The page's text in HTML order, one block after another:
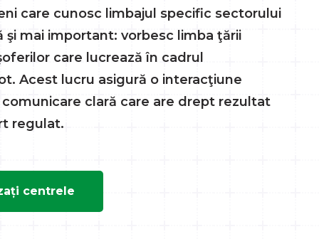
care cunosc limbajul specific sectorului
şi mai important: vorbesc limba ţării
care lucrează în cadrul
Acest lucru asigură o interacţiune
comunicare clară care are drept rezultat
regulat.
centrele